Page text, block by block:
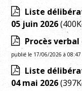
Liste
05 juin 2026
Procès verbal
publié le 17/06/2026 à 08:47
Liste
04 mai 2026